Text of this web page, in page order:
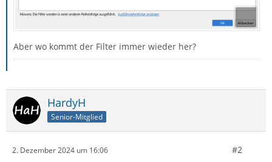
Aber wo kommt der Filter immer wieder her?
HardyH
Senior-Mitglied
2. Dezember 2024 um 16:06 #2